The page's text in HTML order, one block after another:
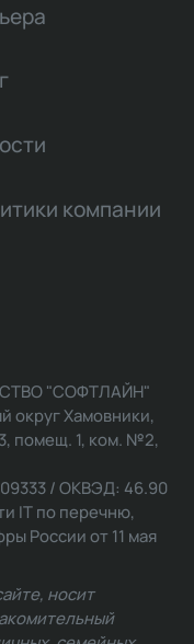
компании
"СОФТЛАЙН"
округ Хамовники,
3, помещ. 1, ком. №2,
/ ОКВЭД: 46.90
IT по перечню,
России от 11 мая
носит